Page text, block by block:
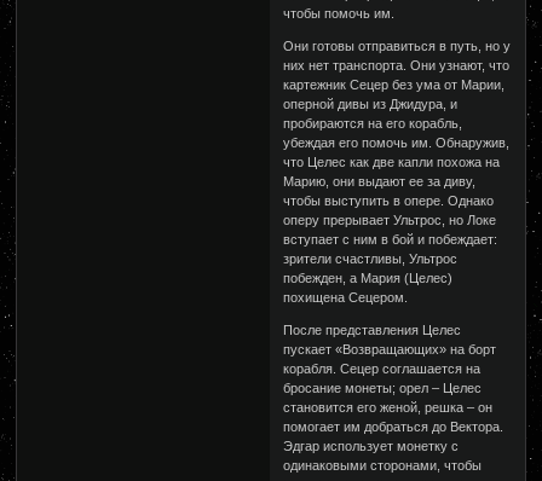
чтобы помочь им.
Они готовы отправиться в путь, но у
них нет транспорта. Они узнают, что
картежник Сецер без ума от Марии,
оперной дивы из Джидура, и
пробираются на его корабль,
убеждая его помочь им. Обнаружив,
что Целес как две капли похожа на
Марию, они выдают ее за диву,
чтобы выступить в опере. Однако
оперу прерывает Ультрос, но Локе
вступает с ним в бой и побеждает:
зрители счастливы, Ультрос
побежден, а Мария (Целес)
похищена Сецером.
После представления Целес
пускает «Возвращающих» на борт
корабля. Сецер соглашается на
бросание монеты; орел – Целес
становится его женой, решка – он
помогает им добраться до Вектора.
Эдгар использует монетку с
одинаковыми сторонами, чтобы